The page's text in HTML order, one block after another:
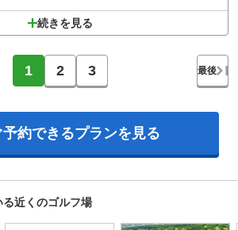
続きを見る
1 2 3 最後
約できるプランを見る
近くのゴルフ場